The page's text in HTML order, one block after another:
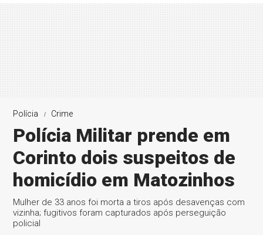
Polícia Crime
Polícia Militar prende em
Corinto dois suspeitos de
homicídio em Matozinhos
Mulher de 33 anos foi morta a tiros após desavenças com
vizinha; fugitivos foram capturados após perseguição
policial